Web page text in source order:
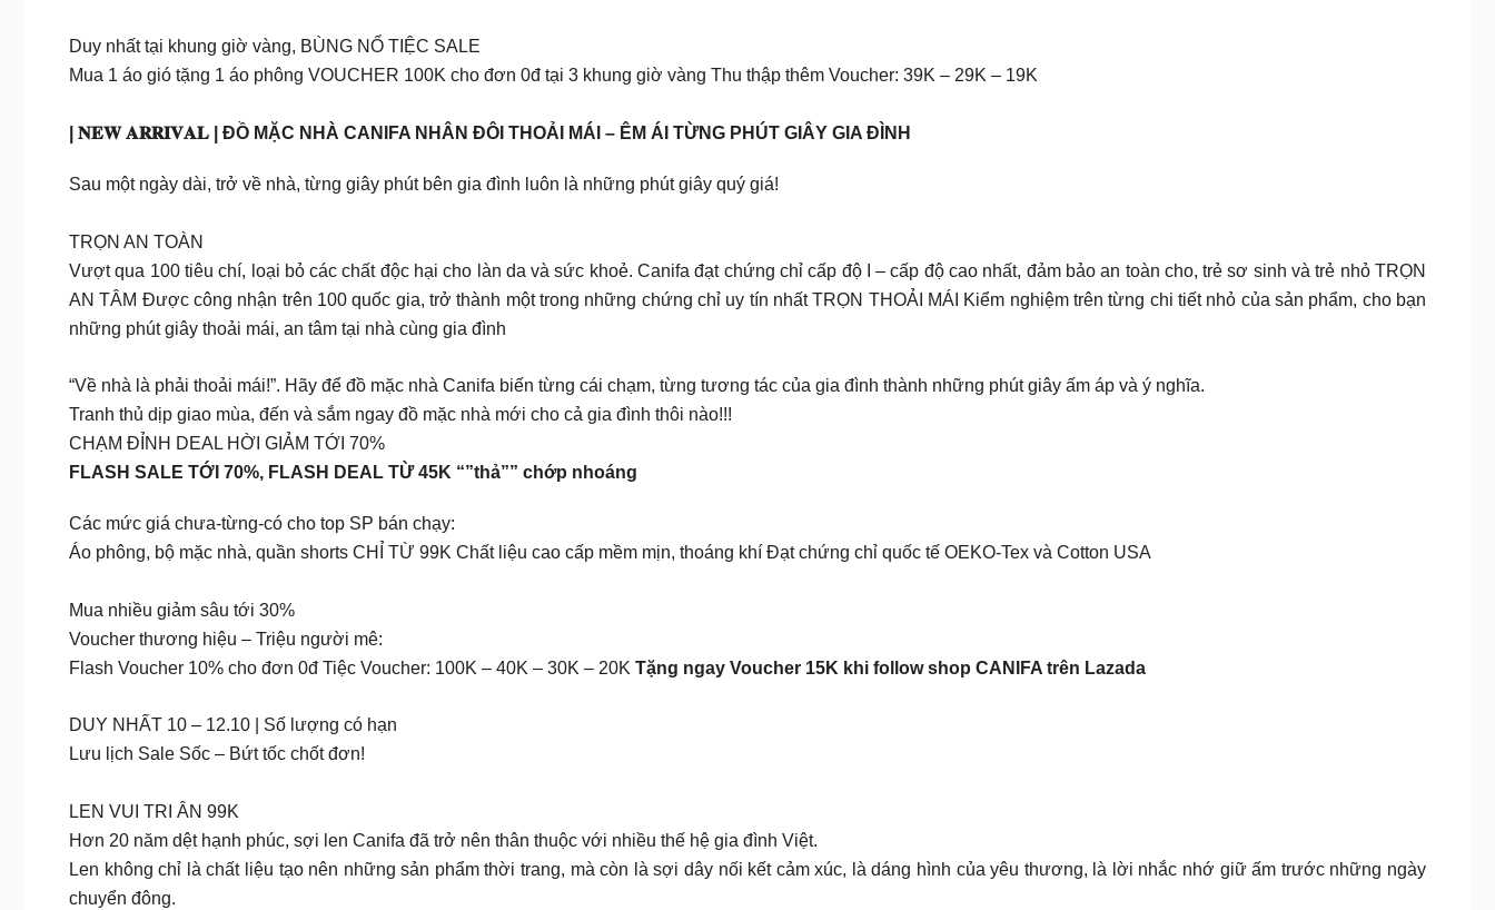
Duy nhất tại khung giờ vàng, BÙNG NỔ TIỆC SALE
Mua 1 áo gió tặng 1 áo phông VOUCHER 100K cho đơn 0đ tại 3 khung giờ vàng Thu thập thêm Voucher: 39K – 29K – 19K
| 𝐍𝐄𝐖 𝐀𝐑𝐑𝐈𝐕𝐀𝐋 | ĐỒ MẶC NHÀ CANIFA NHÂN ĐÔI THOẢI MÁI – ÊM ÁI TỪNG PHÚT GIÂY GIA ĐÌNH
Sau một ngày dài, trở về nhà, từng giây phút bên gia đình luôn là những phút giây quý giá!
TRỌN AN TOÀN
Vượt qua 100 tiêu chí, loại bỏ các chất độc hại cho làn da và sức khoẻ. Canifa đạt chứng chỉ cấp độ I – cấp độ cao nhất, đảm bảo an toàn cho, trẻ sơ sinh và trẻ nhỏ TRỌN
AN TÂM Được công nhận trên 100 quốc gia, trở thành một trong những chứng chỉ uy tín nhất TRỌN THOẢI MÁI Kiểm nghiệm trên từng chi tiết nhỏ của sản phẩm, cho bạn
những phút giây thoải mái, an tâm tại nhà cùng gia đình
“Về nhà là phải thoải mái!”. Hãy để đồ mặc nhà Canifa biến từng cái chạm, từng tương tác của gia đình thành những phút giây ấm áp và ý nghĩa.
Tranh thủ dịp giao mùa, đến và sắm ngay đồ mặc nhà mới cho cả gia đình thôi nào!!!
CHẠM ĐỈNH DEAL HỜI GIẢM TỚI 70%
FLASH SALE TỚI 70%, FLASH DEAL TỪ 45K “”thả”” chớp nhoáng
Các mức giá chưa-từng-có cho top SP bán chạy:
Áo phông, bộ mặc nhà, quần shorts CHỈ TỪ 99K Chất liệu cao cấp mềm mịn, thoáng khí Đạt chứng chỉ quốc tế OEKO-Tex và Cotton USA
Mua nhiều giảm sâu tới 30%
Voucher thương hiệu – Triệu người mê:
Flash Voucher 10% cho đơn 0đ Tiệc Voucher: 100K – 40K – 30K – 20K Tặng ngay Voucher 15K khi follow shop CANIFA trên Lazada
DUY NHẤT 10 – 12.10 | Số lượng có hạn
Lưu lịch Sale Sốc – Bứt tốc chốt đơn!
LEN VUI TRI ÂN 99K
Hơn 20 năm dệt hạnh phúc, sợi len Canifa đã trở nên thân thuộc với nhiều thế hệ gia đình Việt.
Len không chỉ là chất liệu tạo nên những sản phẩm thời trang, mà còn là sợi dây nối kết cảm xúc, là dáng hình của yêu thương, là lời nhắc nhớ giữ ấm trước những ngày
chuyển đông.